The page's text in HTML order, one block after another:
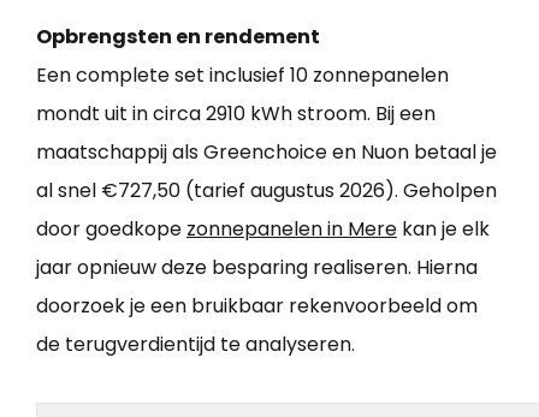
Opbrengsten en rendement
Een complete set inclusief 10 zonnepanelen
mondt uit in circa 2910 kWh stroom. Bij een
maatschappij als Greenchoice en Nuon betaal je
al snel €727,50 (tarief augustus 2026). Geholpen
door goedkope zonnepanelen in Mere kan je elk
jaar opnieuw deze besparing realiseren. Hierna
doorzoek je een bruikbaar rekenvoorbeeld om
de terugverdientijd te analyseren.